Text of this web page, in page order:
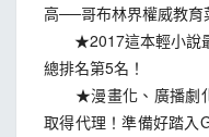
高──哥布林界權威教育
★2017這本輕小說最
總排名第5名！
★漫畫化、廣播劇化
取得代理！準備好踏入